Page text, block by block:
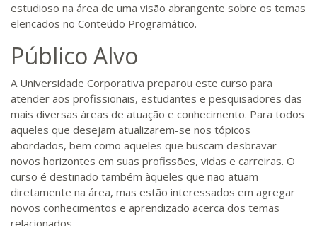
estudioso na área de uma visão abrangente sobre os temas
elencados no Conteúdo Programático.
Público Alvo
A Universidade Corporativa preparou este curso para
atender aos profissionais, estudantes e pesquisadores das
mais diversas áreas de atuação e conhecimento. Para todos
aqueles que desejam atualizarem-se nos tópicos
abordados, bem como aqueles que buscam desbravar
novos horizontes em suas profissões, vidas e carreiras. O
curso é destinado também àqueles que não atuam
diretamente na área, mas estão interessados em agregar
novos conhecimentos e aprendizado acerca dos temas
relacionados.